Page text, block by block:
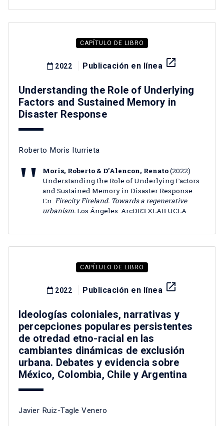
CAPÍTULO DE LIBRO
2022 Publicación en línea launch
Understanding the Role of Underlying
Factors and Sustained Memory in
Disaster Response
Roberto Moris Iturrieta
Moris, Roberto & D'Alencon, Renato(2022)
Understanding the Role of Underlying Factors
and Sustained Memory in Disaster Response.
En: Firecity Fireland. Towards a regenerative
urbanism.Los Ángeles: ArcDR3 XLAB UCLA.
CAPÍTULO DE LIBRO
2022 Publicación en línea launch
Ideologías coloniales, narrativas y
percepciones populares persistentes
de otredad etno-racial en las
cambiantes dinámicas de exclusión
urbana. Debates y evidencia sobre
México, Colombia, Chile y Argentina
Javier Ruiz-Tagle Venero